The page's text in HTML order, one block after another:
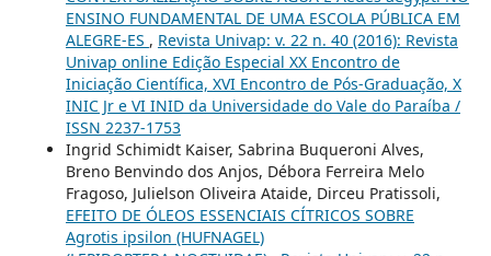
ENSINO FUNDAMENTAL DE UMA ESCOLA PÚBLICA EM
ALEGRE-ES , Revista Univap: v. 22 n. 40 (2016): Revista
Univap online Edição Especial XX Encontro de
Iniciação Científica, XVI Encontro de Pós-Graduação, X
INIC Jr e VI INID da Universidade do Vale do Paraíba /
ISSN 2237-1753
Ingrid Schimidt Kaiser, Sabrina Buqueroni Alves,
Breno Benvindo dos Anjos, Débora Ferreira Melo
Fragoso, Julielson Oliveira Ataide, Dirceu Pratissoli,
EFEITO DE ÓLEOS ESSENCIAIS CÍTRICOS SOBRE
Agrotis ipsilon (HUFNAGEL)